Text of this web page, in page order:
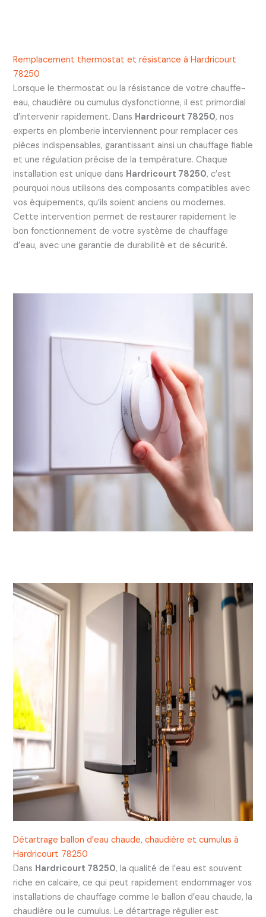
Remplacement thermostat et résistance à Hardricourt
78250
Lorsque le thermostat ou la résistance de votre chauffe-
eau, chaudière ou cumulus dysfonctionne, il est primordial
d’intervenir rapidement. Dans Hardricourt 78250, nos
experts en plomberie interviennent pour remplacer ces
pièces indispensables, garantissant ainsi un chauffage fiable
et une régulation précise de la température. Chaque
installation est unique dans Hardricourt 78250, c’est
pourquoi nous utilisons des composants compatibles avec
vos équipements, qu’ils soient anciens ou modernes.
Cette intervention permet de restaurer rapidement le
bon fonctionnement de votre système de chauffage
d’eau, avec une garantie de durabilité et de sécurité.
Détartrage ballon d’eau chaude, chaudière et cumulus à
Hardricourt 78250
Dans Hardricourt 78250, la qualité de l’eau est souvent
riche en calcaire, ce qui peut rapidement endommager vos
installations de chauffage comme le ballon d’eau chaude, la
chaudière ou le cumulus. Le détartrage régulier est